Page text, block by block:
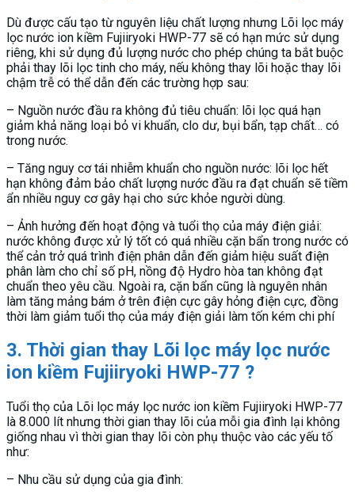
Dù được cấu tạo từ nguyên liệu chất lượng nhưng Lõi lọc máy
lọc nước ion kiềm Fujiiryoki HWP-77 sẽ có hạn mức sử dụng
riêng, khi sử dụng đủ lượng nước cho phép chúng ta bắt buộc
phải thay lõi lọc tinh cho máy, nếu không thay lõi hoặc thay lõi
chậm trễ có thể dẫn đến các trường hợp sau:
– Nguồn nước đầu ra không đủ tiêu chuẩn: lõi lọc quá hạn
giảm khả năng loại bỏ vi khuẩn, clo dư, bụi bẩn, tạp chất… có
trong nước.
– Tăng nguy cơ tái nhiễm khuẩn cho nguồn nước: lõi lọc hết
hạn không đảm bảo chất lượng nước đầu ra đạt chuẩn sẽ tiềm
ẩn nhiều nguy cơ gây hại cho sức khỏe người dùng.
– Ảnh hưởng đến hoạt động và tuổi thọ của máy điện giải:
nước không được xử lý tốt có quá nhiều cặn bẩn trong nước có
thể cản trở quá trình điện phân dẫn đến giảm hiệu suất điện
phân làm cho chỉ số pH, nồng độ Hydro hòa tan không đạt
chuẩn theo yêu cầu. Ngoài ra, cặn bẩn cũng là nguyên nhân
làm tăng mảng bám ở trên điện cực gây hỏng điện cực, đồng
thời làm giảm tuổi thọ của máy điện giải làm tốn kém chi phí
3. Thời gian thay Lõi lọc máy lọc nước
ion kiềm Fujiiryoki HWP-77 ?
Tuổi thọ của Lõi lọc máy lọc nước ion kiềm Fujiiryoki HWP-77
là 8.000 lít nhưng thời gian thay lõi của mỗi gia đình lại không
giống nhau vì thời gian thay lõi còn phụ thuộc vào các yếu tố
như:
– Nhu cầu sử dụng của gia đình: